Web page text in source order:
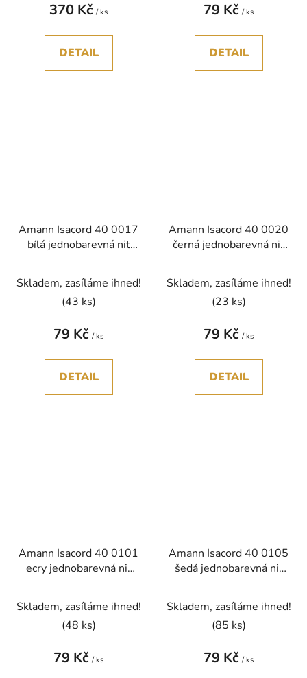
370 Kč / ks
DETAIL
79 Kč / ks
DETAIL
Amann Isacord 40 0017
bílá jednobarevná nit
Skladem, zasíláme ihned!
(43 ks)
79 Kč / ks
DETAIL
Amann Isacord 40 0020
černá jednobarevná nit
Skladem, zasíláme ihned!
(23 ks)
79 Kč / ks
DETAIL
Amann Isacord 40 0101
ecry jednobarevná nit
Skladem, zasíláme ihned!
(48 ks)
79 Kč / ks
Amann Isacord 40 0105
šedá jednobarevná nit
Skladem, zasíláme ihned!
(85 ks)
79 Kč / ks